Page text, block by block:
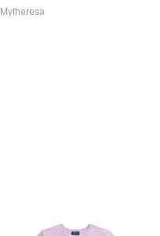
Mytheresa